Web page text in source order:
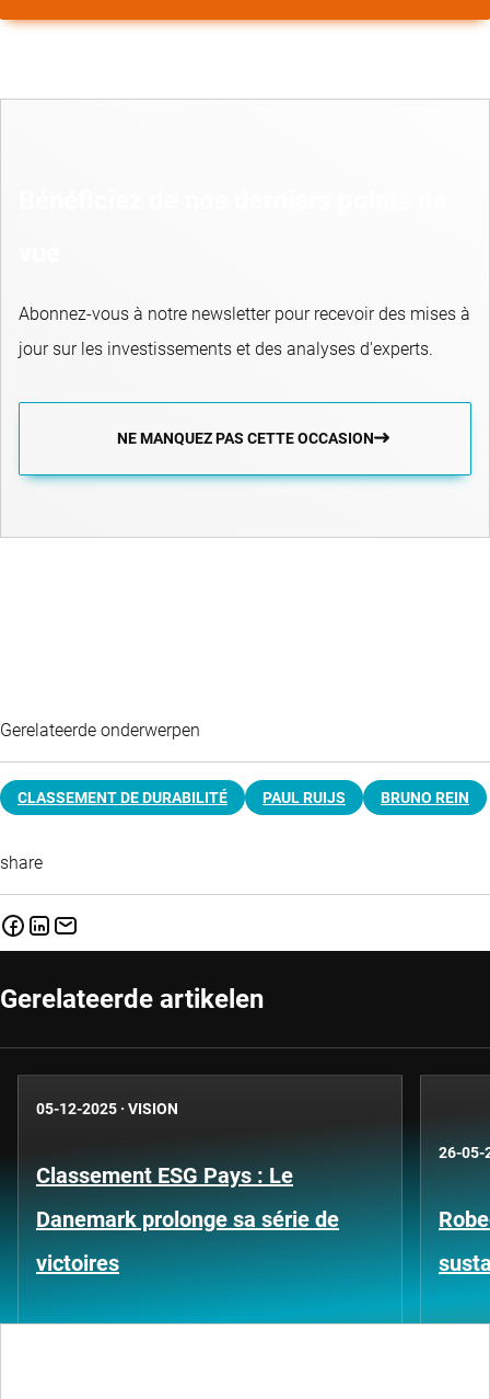
Abonnez-vous à notre newsletter pour recevoir des mises à
jour sur les investissements et des analyses d'experts.
NE MANQUEZ PAS CETTE OCCASION
Gerelateerde onderwerpen
CLASSEMENT DE DURABILITÉ PAUL RUIJS BRUNO REIN
share
Gerelateerde artikelen
05-12-2025 · VISION
Classement ESG Pays : Le
Danemark prolonge sa série de
victoires
26-05-